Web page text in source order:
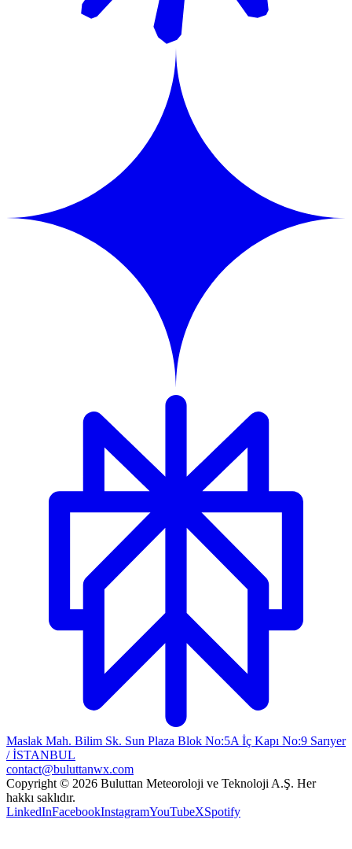
Maslak Mah. Bilim Sk. Sun Plaza Blok No:5A İç Kapı No:9 Sarıyer
/ İSTANBUL
contact@buluttanwx.com
Copyright © 2026 Buluttan Meteoroloji ve Teknoloji A.Ş. Her
hakkı saklıdır.
LinkedInFacebookInstagramYouTubeXSpotify